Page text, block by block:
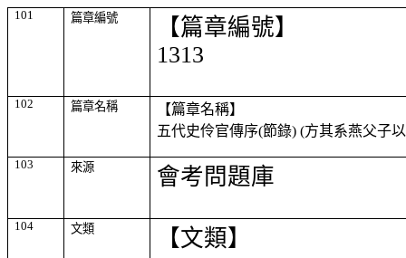
101 篇章編號
【篇章編號】
1313
102 篇章名稱
【篇章名稱】
五代史伶官傳序(節錄) (方其系燕父子
103 來源 會考問題庫
104 文類
【文類】